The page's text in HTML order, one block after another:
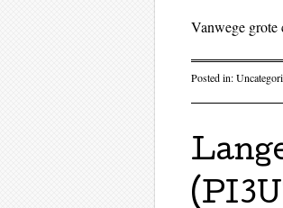
Vanwege grote
Posted in: